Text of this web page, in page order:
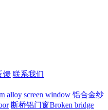
馈 联系我们
alloy screen window 铝合金纱
断桥铝门窗Broken bridge